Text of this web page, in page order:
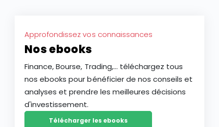
Approfondissez vos connaissances
Nos ebooks
Finance, Bourse, Trading,... téléchargez tous
nos ebooks pour bénéficier de nos conseils et
analyses et prendre les meilleures décisions
d'investissement.
Télécharger les ebooks